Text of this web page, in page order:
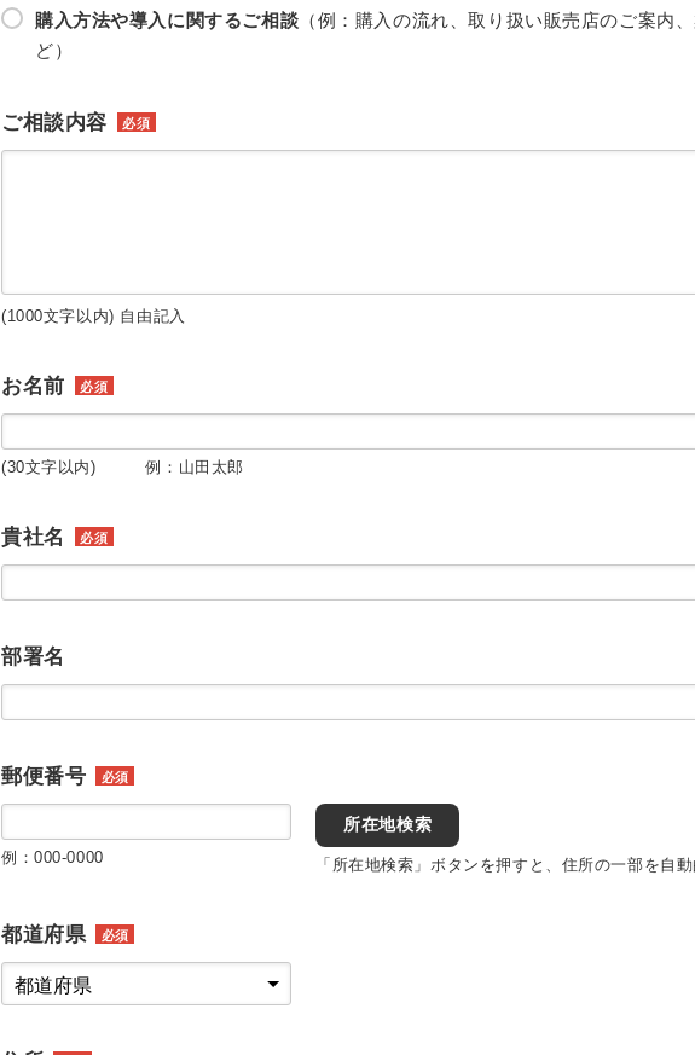
購入方法や導入に関するご相談 （例：購入の流れ、取り扱い販売店のご案内
ど）
ご相談内容 必須
(1000文字以内) 自由記入
お名前 必須
(30文字以内) 例：山田太郎
貴社名 必須
部署名
郵便番号 必須
例：000-0000
所在地検索
「所在地検索」ボタンを押すと、住所の一部を自動
都道府県 必須